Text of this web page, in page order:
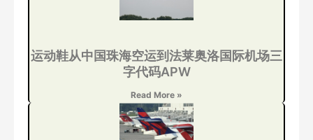
运动鞋从中国珠海空运到法莱奥洛国际机场三
字代码APW
Read More »